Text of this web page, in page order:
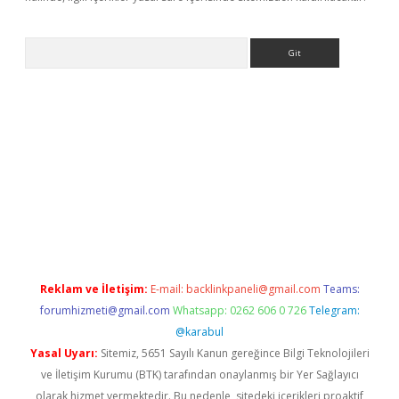
Reklam ve İletişim: E-mail: backlinkpaneli@gmail.com Teams:
forumhizmeti@gmail.com Whatsapp: 0262 606 0 726 Telegram:
@karabul
Yasal Uyarı: Sitemiz, 5651 Sayılı Kanun gereğince Bilgi Teknolojileri
ve İletişim Kurumu (BTK) tarafından onaylanmış bir Yer Sağlayıcı
olarak hizmet vermektedir. Bu nedenle, sitedeki içerikleri proaktif